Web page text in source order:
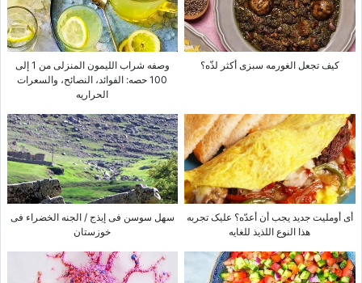
کیف تجعل الغورمه سبزی أکثر لذّه؟
وصفه شراب اللیمون المنزلی من 1 إلى
100 حصه: الفوائد، النصائح، والسعرات
الحراریه
أی أوملیت جدید یجب أن أعدّه؟ علیک تجربه
هذا النوع اللذیذ للغایه
سهل سوسن فی إیذج / الجنه الخضراء فی
خوزستان